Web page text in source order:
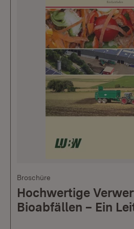
Broschüre
Hochwertige
Bioabfällen – Ein